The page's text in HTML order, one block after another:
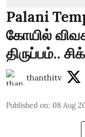
Palani
கோயில்
திருப்பம்..
thanthitv
Published on: 08 Aug